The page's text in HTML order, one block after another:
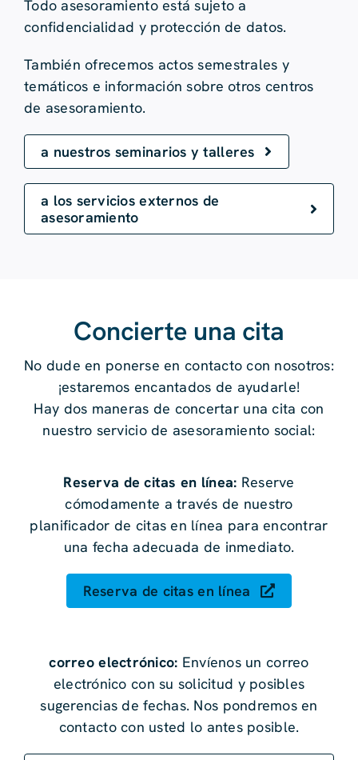
Todo asesoramiento está sujeto a
confidencialidad y protección de datos.
También ofrecemos actos semestrales y
temáticos e información sobre otros centros
de asesoramiento.
a nuestros seminarios y talleres
a los servicios externos de
asesoramiento
Concierte una cita
No dude en ponerse en contacto con nosotros:
¡estaremos encantados de ayudarle!
Hay dos maneras de concertar una cita con
nuestro servicio de asesoramiento social:
Reserva de citas en línea: Reserve
cómodamente a través de nuestro
planificador de citas en línea para encontrar
una fecha adecuada de inmediato.
Reserva de citas en línea
correo electrónico: Envíenos un correo
electrónico con su solicitud y posibles
sugerencias de fechas. Nos pondremos en
contacto con usted lo antes posible.